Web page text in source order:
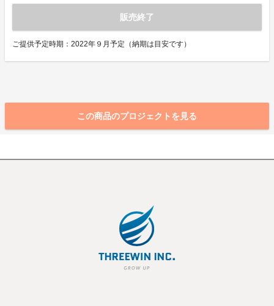
販売終了
ご提供予定時期：2022年９月予定（納期は目安です）
この商品のプロジェクトを見る